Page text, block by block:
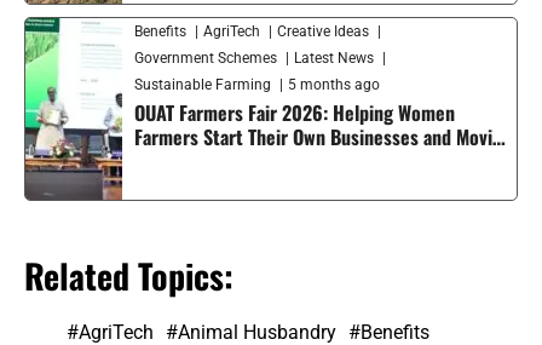
Benefits AgriTech
Creative Ideas
Government Schemes
Latest News
Sustainable Farming
5 months ago
OUAT Farmers Fair 2026: Helping Women
Farmers Start Their Own Businesses and Moving
Related Topics:
AgriTech Animal Husbandry
Benefits